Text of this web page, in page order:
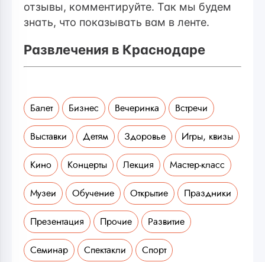
отзывы, комментируйте. Так мы будем
знать, что показывать вам в ленте.
Развлечения в Краснодаре
Балет Бизнес Вечеринка Встречи
Выставки Детям Здоровье Игры, квизы
Кино Концерты Лекция Мастер-класс
Музеи Обучение Открытие Праздники
Презентация Прочие Развитие
Семинар Спектакли Спорт